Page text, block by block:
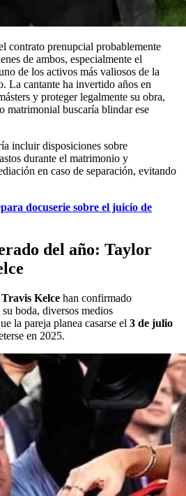
contrato prenupcial probablemente
de ambos, especialmente el
de los activos más valiosos de la
La cantante ha invertido años en
y proteger legalmente su obra,
matrimonial buscaría blindar ese
incluir disposiciones sobre
durante el matrimonio y
en caso de separación, evitando
docuserie sobre el juicio de
del año: Taylor
Travis Kelce han confirmado
boda, diversos medios
la pareja planea casarse el 3 de julio
en 2025.